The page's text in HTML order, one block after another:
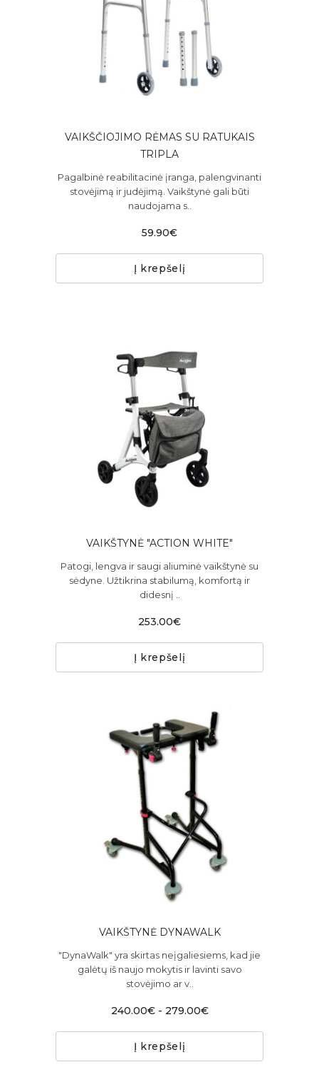
VAIKŠČIOJIMO RĖMAS SU RATUKAIS
TRIPLA
Pagalbinė reabilitacinė įranga, palengvinanti
stovėjimą ir judėjimą. Vaikštynė gali būti
naudojama s..
59.90€
Į krepšelį
VAIKŠTYNĖ "ACTION WHITE"
Patogi, lengva ir saugi aliuminė vaikštynė su
sėdyne. Užtikrina stabilumą, komfortą ir
didesnį ..
253.00€
Į krepšelį
VAIKŠTYNĖ DYNAWALK
"DynaWalk" yra skirtas neįgaliesiems, kad jie
galėtų iš naujo mokytis ir lavinti savo
stovėjimo ar v..
240.00€ - 279.00€
Į krepšelį